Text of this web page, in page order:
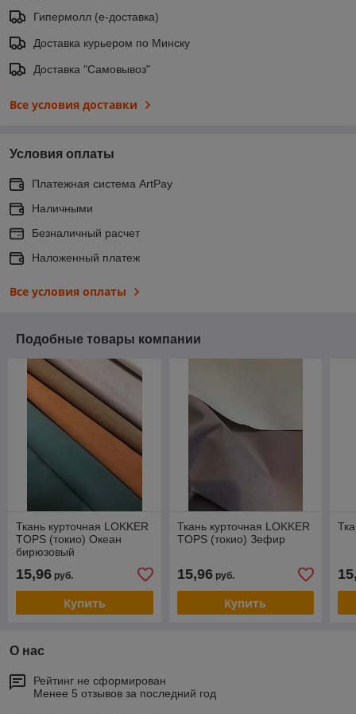
Гипермолл (е-доставка)
Доставка курьером по Минску
Доставка "Самовывоз"
Все условия доставки
Условия оплаты
Платежная система ArtPay
Наличными
Безналичный расчет
Наложенный платеж
Все условия оплаты
Подобные товары компании
Ткань курточная LOKKER
TOPS (токио) Океан
бирюзовый
15,96 руб.
Купить
Ткань курточная LOKKER
TOPS (токио) Зефир
15,96руб.
Купить
О нас
Рейтинг не сформирован
Менее 5 отзывов за последний год